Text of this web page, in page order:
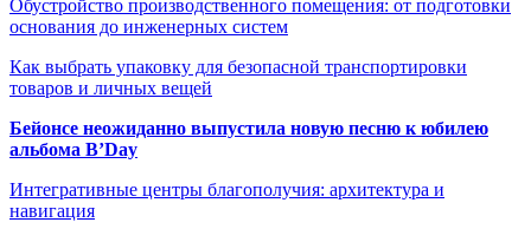
Обустройство производственного помещения: от подготовки
основания до инженерных систем
Как выбрать упаковку для безопасной транспортировки
товаров и личных вещей
Бейонсе неожиданно выпустила новую песню к юбилею
альбома B’Day
Интегративные центры благополучия: архитектура и
навигация